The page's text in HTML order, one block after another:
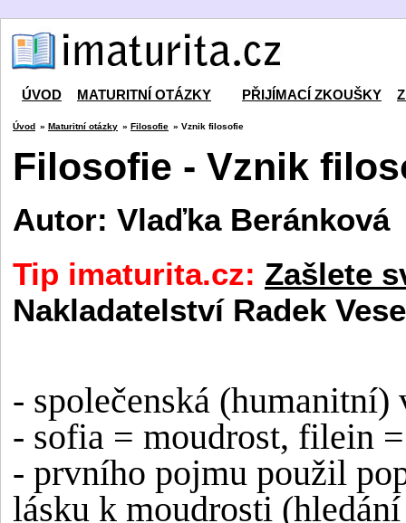
ÚVOD MATURITNÍ OTÁZKY PŘIJÍMACÍ ZKOUŠKY
Úvod » Maturitní otázky » Filosofie » Vznik filosofie
Filosofie - Vznik
Autor: Vlaďka Beránková
Tip imaturita.cz: Zašlete
Nakladatelství Radek
- společenská (humanitní)
- sofia = moudrost, filein
- prvního pojmu použil
lásku k moudrosti